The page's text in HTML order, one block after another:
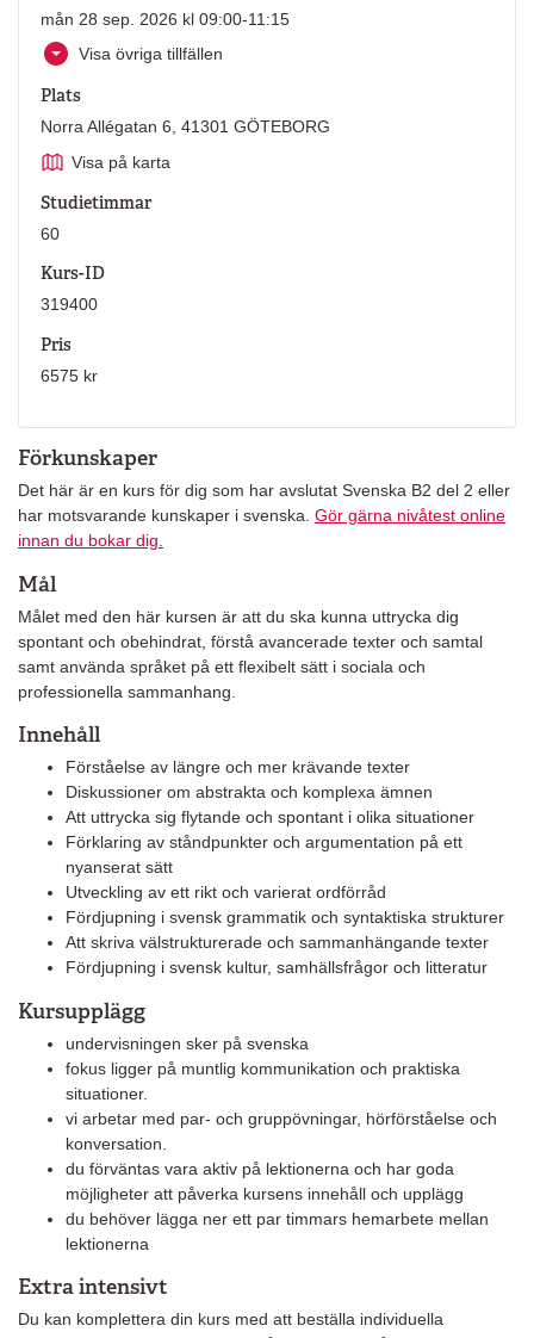
Förkunskaper
Det här är en kurs för dig som har avslutat Svenska B2 del 2 eller
har motsvarande kunskaper i svenska. Gör gärna nivåtest online
innan du bokar dig.
Mål
Målet med den här kursen är att du ska kunna uttrycka dig
spontant och obehindrat, förstå avancerade texter och samtal
samt använda språket på ett flexibelt sätt i sociala och
professionella sammanhang.
Innehåll
Förståelse av längre och mer krävande texter
Diskussioner om abstrakta och komplexa ämnen
Att uttrycka sig flytande och spontant i olika situationer
Förklaring av ståndpunkter och argumentation på ett
nyanserat sätt
Utveckling av ett rikt och varierat ordförråd
Fördjupning i svensk grammatik och syntaktiska strukturer
Att skriva välstrukturerade och sammanhängande texter
Fördjupning i svensk kultur, samhällsfrågor och litteratur
Kursupplägg
undervisningen sker på svenska
fokus ligger på muntlig kommunikation och praktiska
situationer.
vi arbetar med par- och gruppövningar, hörförståelse och
konversation.
du förväntas vara aktiv på lektionerna och har goda
möjligheter att påverka kursens innehåll och upplägg
du behöver lägga ner ett par timmars hemarbete mellan
lektionerna
Extra intensivt
Du kan komplettera din kurs med att beställa individuella
mån 28 sep. 2026 kl 09:00-11:15
Visa övriga tillfällen
Plats
Norra Allégatan 6, 41301 GÖTEBORG
Visa på karta
Studietimmar
60
Kurs-ID
319400
Pris
6575 kr